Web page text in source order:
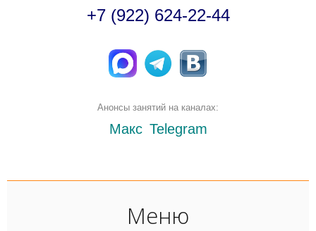
+7 (922) 624-22-44
Анонсы занятий на каналах:
Макс Telegram
Меню